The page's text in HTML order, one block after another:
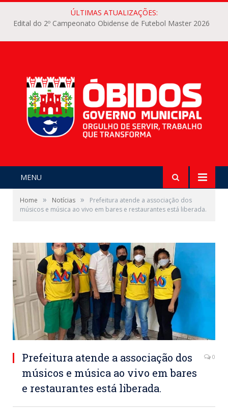
ÚLTIMAS ATUALIZAÇÕES:
Edital do 2º Campeonato Obidense de Futebol Master 2026
MENU
Home » Notícias »
Prefeitura atende a associação dos
músicos e música ao vivo em bares e restaurantes está liberada.
Prefeitura atende a associação dos
músicos e música ao vivo em bares
e restaurantes está liberada.
0